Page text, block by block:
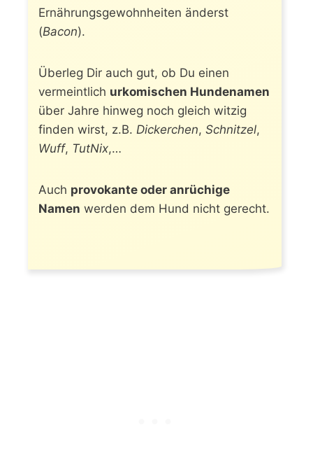
Ernährungsgewohnheiten änderst
(Bacon).
Überleg Dir auch gut, ob Du einen
vermeintlich urkomischen Hundenamen
über Jahre hinweg noch gleich witzig
finden wirst, z.B.Dickerchen,Schnitzel,
Wuff, TutNix,…
Auch provokante oder anrüchige
Namen werden dem Hund nicht gerecht.